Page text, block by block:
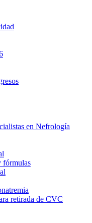
en Nefrología
fórmulas
retirada de CVC